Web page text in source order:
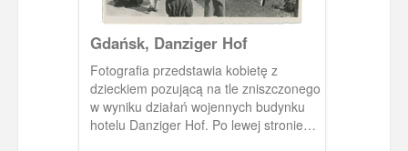
Gdańsk, Danziger Hof
Fotografia przedstawia kobietę z
dzieckiem pozującą na tle zniszczonego
w wyniku działań wojennych budynku
hotelu Danziger Hof. Po lewej stronie